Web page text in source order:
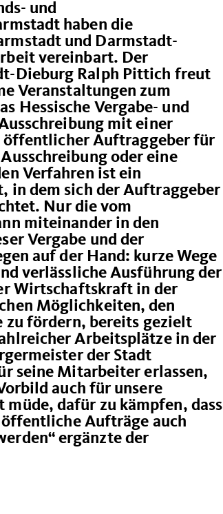
und
haben die
und Darmstadt-
vereinbart. Der
Dieburg Ralph Pittich freut
Veranstaltungen zum
Hessische Vergabe- und
mit einer
öffentlicher Auftraggeber für
oder eine
Verfahren ist ein
in dem sich der Auftraggeber
Nur die vom
miteinander in den
Vergabe und der
auf der Hand: kurze Wege
verlässliche Ausführung der
Wirtschaftskraft in der
Möglichkeiten, den
fördern, bereits gezielt
Arbeitsplätze in der
der Stadt
seine Mitarbeiter erlassen,
auch für unsere
dafür zu kämpfen, dass
Aufträge auch
ergänzte der